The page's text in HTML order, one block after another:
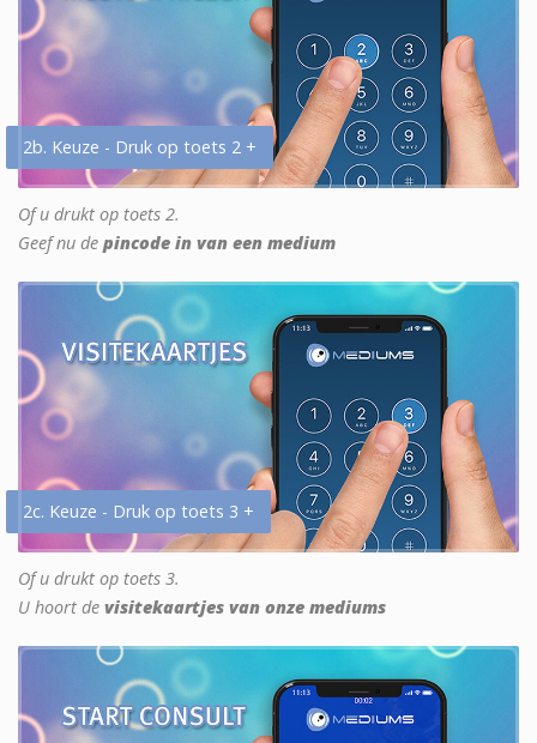
2b. Keuze - Druk op toets 2 +
Of u drukt op toets 2.
Geef nu de pincode in van een medium
2c. Keuze - Druk op toets 3 +
Of u drukt op toets 3.
U hoort de visitekaartjes van onze mediums